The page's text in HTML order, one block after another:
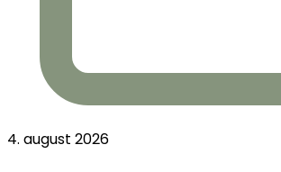
4. august 2026